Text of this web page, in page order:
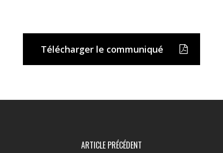
Télécharger le communiqué
ARTICLE PRÉCÉDENT